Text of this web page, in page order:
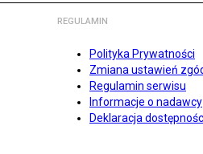
REGULAMIN
Polityka Prywatności
Zmiana ustawień
Regulamin serwisu
Informacje o nadawcy
Deklaracja